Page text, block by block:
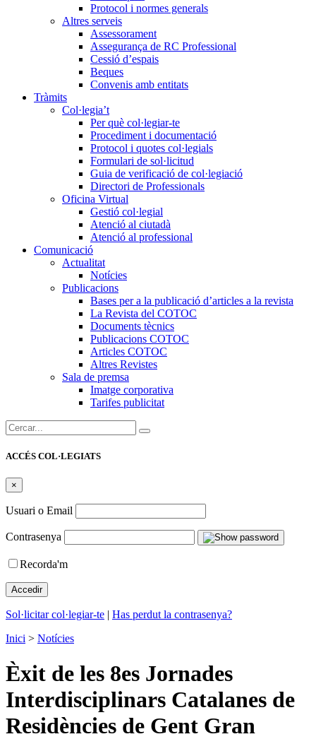
Protocol i normes generals
Altres serveis
Assessorament
Assegurança de RC Professional
Cessió d’espais
Beques
Convenis amb entitats
Tràmits
Col·legia’t
Per què col·legiar-te
Procediment i documentació
Protocol i quotes col·legials
Formulari de sol·licitud
Guia de verificació de col·legiació
Directori de Professionals
Oficina Virtual
Gestió col·legial
Atenció al ciutadà
Atenció al professional
Comunicació
Actualitat
Notícies
Publicacions
Bases per a la publicació d’articles a la revista
La Revista del COTOC
Documents tècnics
Publicacions COTOC
Articles COTOC
Altres Revistes
Sala de premsa
Imatge corporativa
Tarifes publicitat
Cercar:
ACCÉS COL·LEGIATS
×
Usuari o Email
Contrasenya
Recorda'm
Sol·licitar col·legiar-te | Has perdut la contrasenya?
Inici > Notícies
Èxit de les 8es Jornades
Interdisciplinars Catalanes de
Residències de Gent Gran